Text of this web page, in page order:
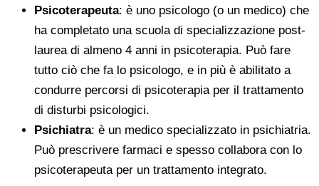
Psicoterapeuta: è uno psicologo (o un medico) che
ha completato una scuola di specializzazione post-
laurea di almeno 4 anni in psicoterapia. Può fare
tutto ciò che fa lo psicologo, e in più è abilitato a
condurre percorsi di psicoterapia per il trattamento
di disturbi psicologici.
Psichiatra: è un medico specializzato in psichiatria.
Può prescrivere farmaci e spesso collabora con lo
psicoterapeuta per un trattamento integrato.